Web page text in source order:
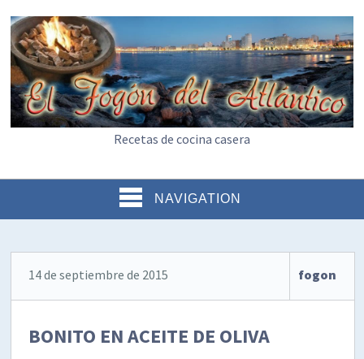
Recetas de cocina casera
NAVIGATION
14 de septiembre de 2015 fogon
BONITO EN ACEITE DE OLIVA